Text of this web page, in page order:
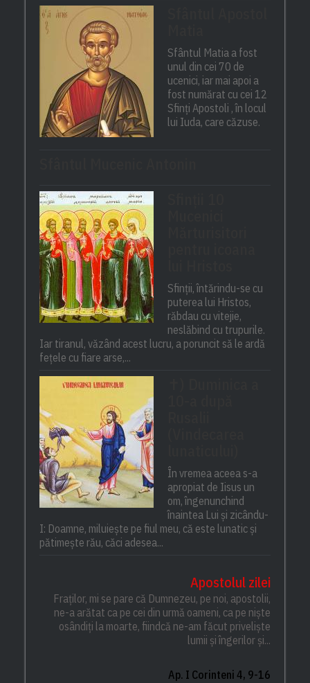
Sfântul Matia a fost
unul din cei 70 de
ucenici, iar mai apoi a
fost numărat cu cei 12
Sfinți Apostoli , în locul
lui Iuda, care căzuse.
Sfinții, întărindu-se cu
puterea lui Hristos,
răbdau cu vitejie,
neslăbind cu trupurile.
Iar tiranul, văzând acest lucru, a poruncit să le ardă
fețele cu fiare arse,...
În vremea aceea s-a
apropiat de Iisus un
om, îngenunchind
înaintea Lui și zicându-
I: Doamne, miluiește pe fiul meu, că este lunatic și
pătimește rău, căci adesea...
Apostolul zilei
Fraților, mi se pare că Dumnezeu, pe noi, apostolii,
ne-a arătat ca pe cei din urmă oameni, ca pe niște
osândiți la moarte, fiindcă ne-am făcut priveliște
lumii și îngerilor și...
Ap. I Corinteni 4, 9-16